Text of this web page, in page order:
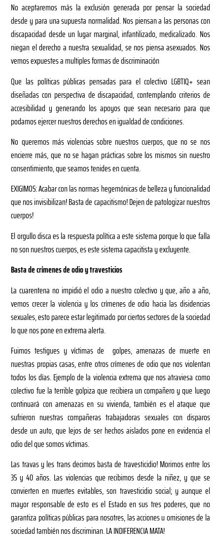
No aceptaremos más la exclusión generada por pensar la sociedad
desde y para una supuesta normalidad. Nos piensan a las personas con
discapacidad desde un lugar marginal, infantilizado, medicalizado. Nos
niegan el derecho a nuestra sexualidad, se nos piensa asexuados. Nos
vemos expuestes a multiples formas de discriminación
Que las políticas públicas pensadas para el colectivo LGBTIQ+ sean
diseñadas con perspectiva de discapacidad, contemplando criterios de
accesibilidad y generando los apoyos que sean necesario para que
podamos ejercer nuestros derechos en igualdad de condiciones.
No queremos más violencias sobre nuestros cuerpos, que no se nos
encierre más, que no se hagan prácticas sobre los mismos sin nuestro
consentimiento, que seamos tenides en cuenta.
EXIGIMOS: Acabar con las normas hegemónicas de belleza y funcionalidad
que nos invisibilizan! Basta de capacitismo! Dejen de patologizar nuestros
cuerpos!
El orgullo disca es la respuesta política a este sistema porque lo que falla
no son nuestros cuerpos, es este sistema capacitista y excluyente.
Basta de crímenes de odio y travesticios
La cuarentena no impidió el odio a nuestro colectivo y que, año a año,
vemos crecer la violencia y los crímenes de odio hacia las disidencias
sexuales, esto parece estar legitimado por ciertos sectores de la sociedad
lo que nos pone en extrema alerta.
Fuimos testigues y víctimas de golpes, amenazas de muerte en
nuestras propias casas, entre otros crímenes de odio que nos violentan
todos los días. Ejemplo de la violencia extrema que nos atraviesa como
colectivo fue la terrible golpiza que recibiera un compañero y que luego
continuará con amenazas en su vivienda, también es el ataque que
sufrieron nuestras compañeras trabajadoras sexuales con disparos
desde un auto, que lejos de ser hechos aislados pone en evidencia el
odio del que somos víctimas.
Las travas y les trans decimos basta de travesticidio! Morimos entre los
35 y 40 años. Las violencias que recibimos desde la niñez, y que se
convierten en muertes evitables, son travesticidio social; y aunque el
mayor responsable de esto es el Estado en sus tres poderes, que no
garantiza políticas públicas para nosotres, las acciones u omisiones de la
sociedad también nos discriminan. LA INDIFERENCIA MATA!